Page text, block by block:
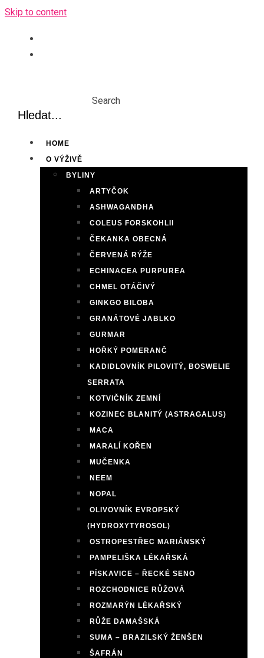
Skip to content
Search
HOME
O VÝŽIVĚ
BYLINY
ARTYČOK
ASHWAGANDHA
COLEUS FORSKOHLII
ČEKANKA OBECNÁ
ČERVENÁ RÝŽE
ECHINACEA PURPUREA
CHMEL OTÁČIVÝ
GINKGO BILOBA
GRANÁTOVÉ JABLKO
GURMAR
HOŘKÝ POMERANČ
KADIDLOVNÍK PILOVITÝ, BOSWELIE
SERRATA
KOTVIČNÍK ZEMNÍ
KOZINEC BLANITÝ (ASTRAGALUS)
MACA
MARALÍ KOŘEN
MUČENKA
NEEM
NOPAL
OLIVOVNÍK EVROPSKÝ
(HYDROXYTYROSOL)
OSTROPESTŘEC MARIÁNSKÝ
PAMPELIŠKA LÉKAŘSKÁ
PÍSKAVICE – ŘECKÉ SENO
ROZCHODNICE RŮŽOVÁ
ROZMARÝN LÉKAŘSKÝ
RŮŽE DAMAŠSKÁ
SUMA – BRAZILSKÝ ŽENŠEN
ŠAFRÁN